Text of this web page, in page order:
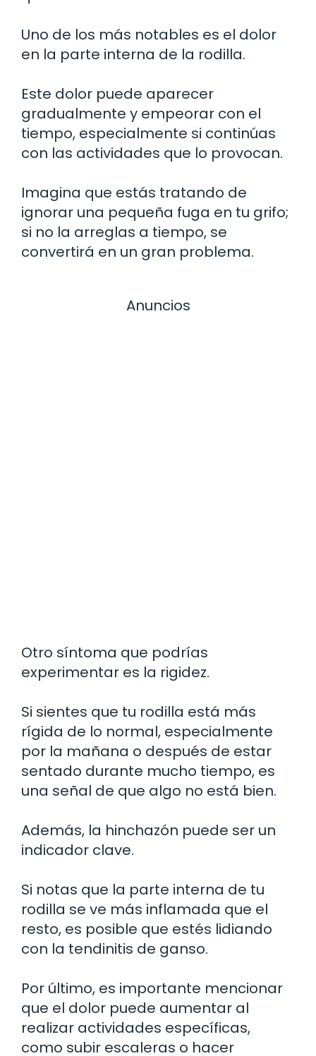
Uno de los más notables es el dolor
en la parte interna de la rodilla.
Este dolor puede aparecer
gradualmente y empeorar con el
tiempo, especialmente si continúas
con las actividades que lo provocan.
Imagina que estás tratando de
ignorar una pequeña fuga en tu grifo;
si no la arreglas a tiempo, se
convertirá en un gran problema.
Anuncios
Otro síntoma que podrías
experimentar es la rigidez.
Si sientes que tu rodilla está más
rígida de lo normal, especialmente
por la mañana o después de estar
sentado durante mucho tiempo, es
una señal de que algo no está bien.
Además, la hinchazón puede ser un
indicador clave.
Si notas que la parte interna de tu
rodilla se ve más inflamada que el
resto, es posible que estés lidiando
con la tendinitis de ganso.
Por último, es importante mencionar
que el dolor puede aumentar al
realizar actividades específicas,
como subir escaleras o hacer